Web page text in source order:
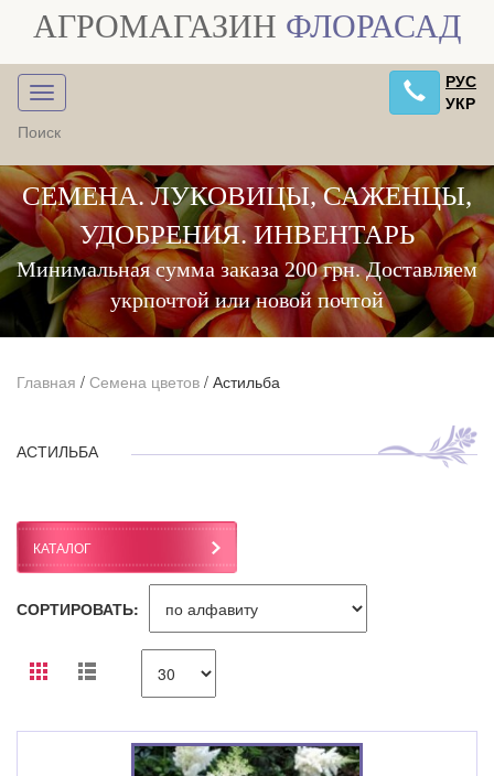
АГРОМАГАЗИН ФЛОРАСАД
РУС
УКР
СЕМЕНА. ЛУКОВИЦЫ, САЖЕНЦЫ,
УДОБРЕНИЯ. ИНВЕНТАРЬ
Минимальная сумма заказа 200 грн. Доставляем
укрпочтой или новой почтой
Главная / Семена цветов / Астильба
АСТИЛЬБА
КАТАЛОГ
СОРТИРОВАТЬ: